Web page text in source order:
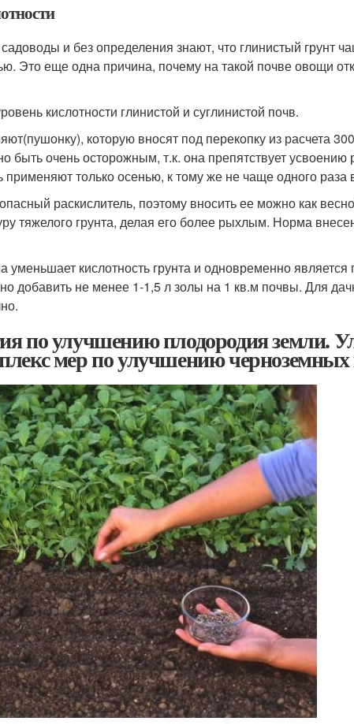
и без определения знают, что глинистый грунт
Это еще одна причина, почему на такой почве овощи
кислотности глинистой и суглинистой почв.
которую вносят под перекопку из расчета
быть очень осторожным, т.к. она препятствует усвоению
только осенью, к тому же не чаще одного раза
раскислитель, поэтому вносить ее можно как
тяжелого грунта, делая его более рыхлым. Норма
кислотность грунта и одновременно
добавить не менее 1-1,5 л золы на 1 кв.м почвы. Для
по улучшению плодородия земли.
мер по улучшению